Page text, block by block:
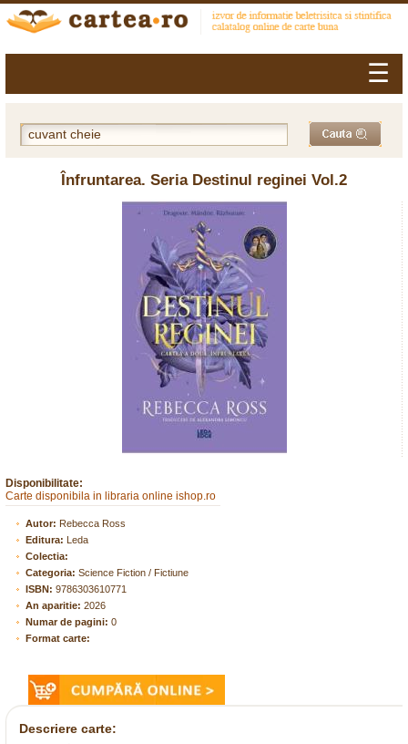
☰
Înfruntarea. Seria Destinul reginei Vol.2
Disponibilitate:
Carte disponibila in libraria online ishop.ro
Autor: Rebecca Ross
Editura: Leda
Colectia:
Categoria: Science Fiction / Fictiune
ISBN: 9786303610771
An aparitie: 2026
Numar de pagini: 0
Format carte:
Descriere carte: